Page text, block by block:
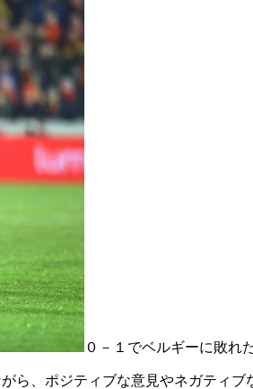
０－１でベルギーに敗れ
ら、ポジティブな意見やネガティ